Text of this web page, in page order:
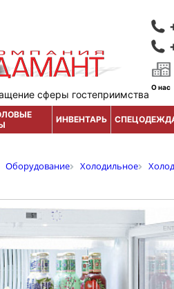
сферы гостеприимства
О нас
ИНВЕНТАРЬ
Оборудование Холодильное